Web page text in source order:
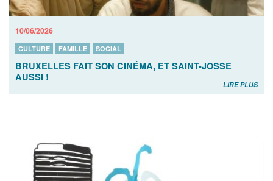
10/06/2026
CULTURE FAMILLE SOCIAL
BRUXELLES FAIT SON CINÉMA, ET SAINT-JOSSE
AUSSI !
LIRE PLUS